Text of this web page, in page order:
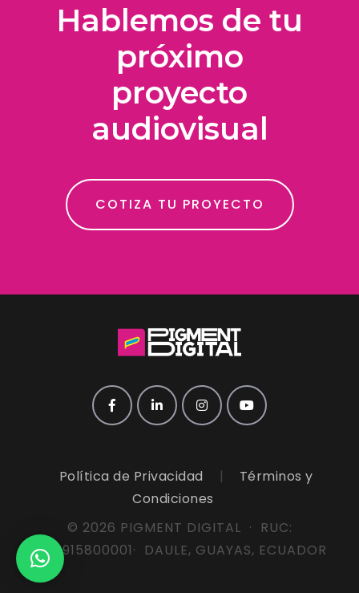
Hablemos de tu
próximo
proyecto
audiovisual
COTIZA TU PROYECTO
Política de Privacidad |
Términos y
Condiciones
© 2026 PIGMENT DIGITAL · RUC:
0910915800001· DAULE, GUAYAS, ECUADOR